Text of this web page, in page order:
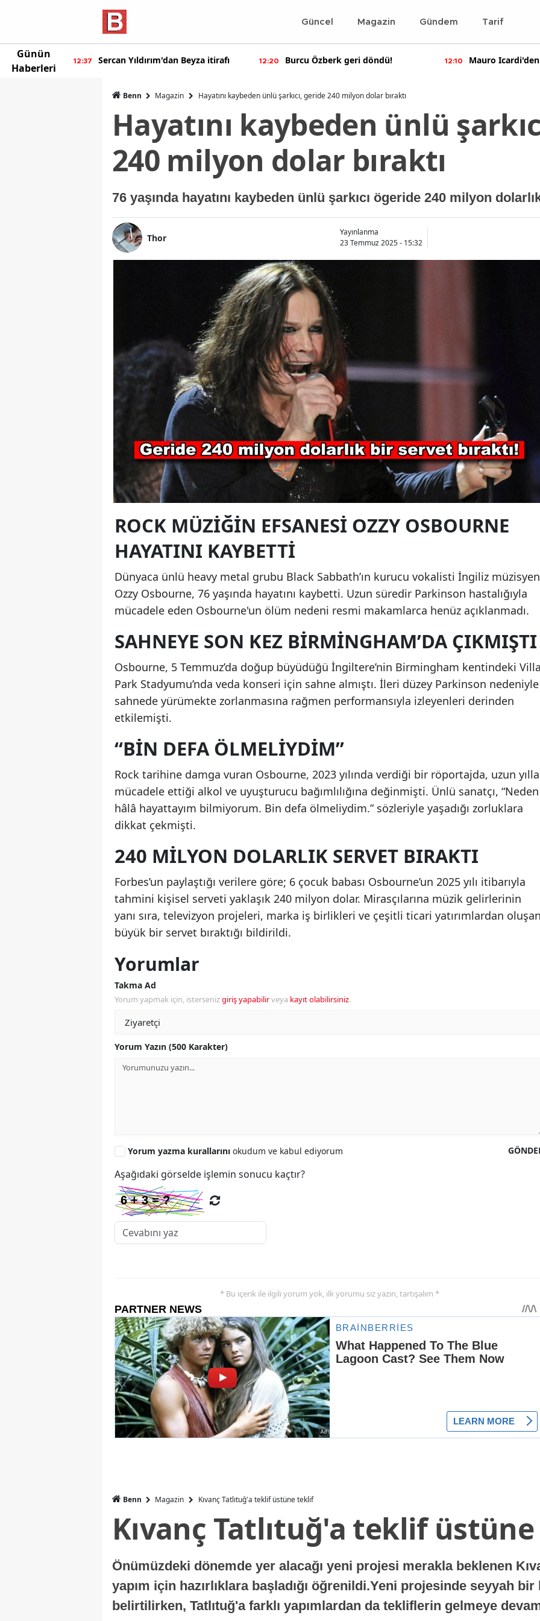
Güncel Magazin Gündem Tarif
Günün
Haberleri
itirafı 12:20 Burcu Özberk geri döndü! 12:10
Mauro Icardi'den olay yaratan
11:55
Bennu Gerede
Benn Magazin Hayatını kaybeden ünlü şarkıcı, geride 240 milyon dolar bıraktı
Hayatını kaybeden ünlü
240 milyon dolar bıraktı
76 yaşında hayatını kaybeden ünlü şarkıcı ögeride 240 milyon
Thor
Yayınlanma
23 Temmuz 2025 - 15:32
ROCK MÜZIĞIN EFSANESI OZZY OSBOURNE
HAYATINI KAYBETTI
Dünyaca ünlü heavy metal grubu Black Sabbath’ın kurucu vokalisti İngiliz müzisyen
Ozzy Osbourne, 76 yaşında hayatını kaybetti. Uzun süredir Parkinson hastalığıyla
mücadele eden Osbourne'un ölüm nedeni resmi makamlarca henüz açıklanmadı.
SAHNEYE SON KEZ BIRMINGHAM’DA ÇIKMIŞTI
Osbourne, 5 Temmuz’da doğup büyüdüğü İngiltere’nin Birmingham kentindeki
Park Stadyumu’nda veda konseri için sahne almıştı. İleri düzey Parkinson nedeniyle
sahnede yürümekte zorlanmasına rağmen performansıyla izleyenleri derinden
etkilemişti.
“BIN DEFA ÖLMELIYDIM”
Rock tarihine damga vuran Osbourne, 2023 yılında verdiği bir röportajda, uzun
mücadele ettiği alkol ve uyuşturucu bağımlılığına değinmişti. Ünlü sanatçı, “Neden
hâlâ hayattayım bilmiyorum. Bin defa ölmeliydim.” sözleriyle yaşadığı zorluklara
dikkat çekmişti.
240 MILYON DOLARLIK SERVET BIRAKTI
Forbes’un paylaştığı verilere göre; 6 çocuk babası Osbourne’un 2025 yılı itibarıyla
tahmini kişisel serveti yaklaşık 240 milyon dolar. Mirasçılarına müzik gelirlerinin
yanı sıra, televizyon projeleri, marka iş birlikleri ve çeşitli ticari yatırımlardan
büyük bir servet bıraktığı bildirildi.
Yorumlar
Takma Ad
Yorum yapmak için, istersenizgiriş yapabilirveya kayıt olabilirsiniz.
Yorum Yazın (500 Karakter)
Yorum yazma kurallarını okudum ve kabul ediyorum
Aşağıdaki görselde işlemin sonucu kaçtır?
* Bu içerik ile ilgili yorum yok, ilk yorumu siz yazın, tartışalım *
Benn Magazin Kıvanç Tatlıtuğ'a teklif üstüne teklif
Kıvanç Tatlıtuğ'a teklif
Önümüzdeki dönemde yer alacağı yeni projesi merakla beklenen
yapım için hazırlıklara başladığı öğrenildi.Yeni projesinde seyyah
belirtilirken, Tatlıtuğ'a farklı yapımlardan da tekliflerin gelmeye